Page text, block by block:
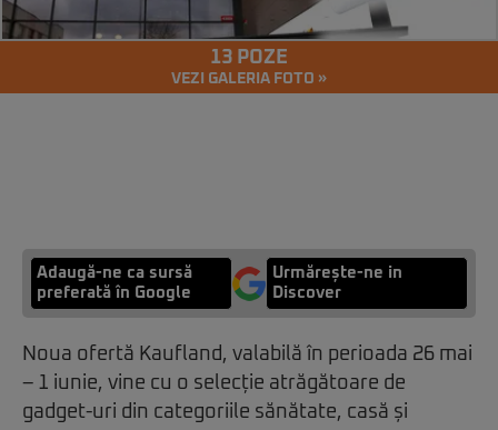
13 POZE
VEZI GALERIA FOTO »
Adaugă-ne ca sursă
preferată în Google
Urmărește-ne in
Discover
Noua ofertă Kaufland, valabilă în perioada 26 mai
– 1 iunie, vine cu o selecție atrăgătoare de
gadget-uri din categoriile sănătate, casă și